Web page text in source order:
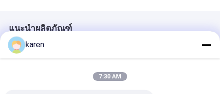
แนะนำผลิตภัณฑ์
karen
7:30 AM